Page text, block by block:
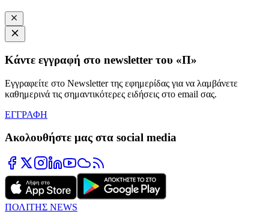
Κάντε εγγραφή στο newsletter του «Π»
Εγγραφείτε στο Newsletter της εφημερίδας για να λαμβάνετε
καθημερινά τις σημαντικότερες ειδήσεις στο email σας.
ΕΓΓΡΑΦΗ
Ακολουθήστε μας στα social media
ΠΟΛΙΤΗΣ NEWS